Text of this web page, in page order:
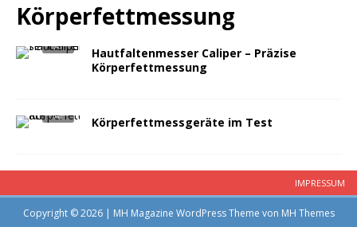
Körperfettmessung
Hautfaltenmesser Caliper – Präzise
Körperfettmessung
Körperfettmessgeräte im Test
IMPRESSUM
Copyright © 2026 | MH Magazine WordPress Theme von MH Themes